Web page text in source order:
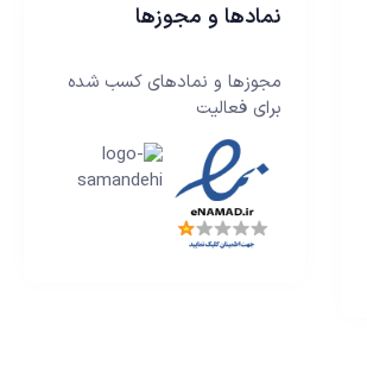
نمادها و مجوزها
مجوزها و نمادهای کسب شده
برای فعالیت